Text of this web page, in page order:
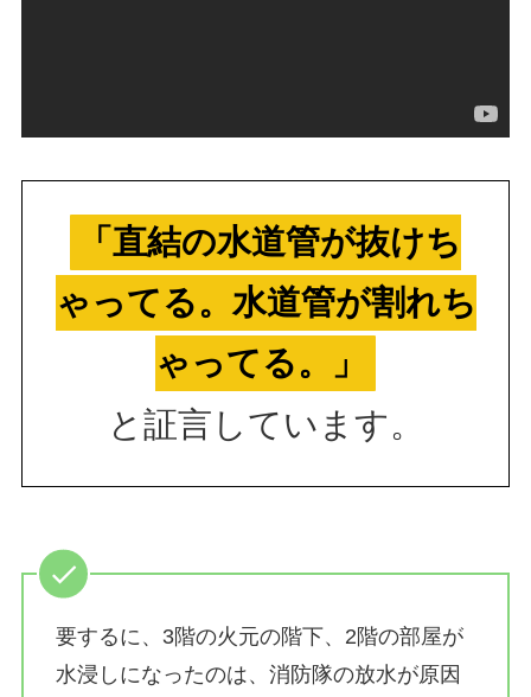
「直結の水道管が抜けち
ゃってる。水道管が割れち
ゃってる。」
と証言しています。
要するに、3階の火元の階下、2階の部屋が
水浸しになったのは、消防隊の放水が原因